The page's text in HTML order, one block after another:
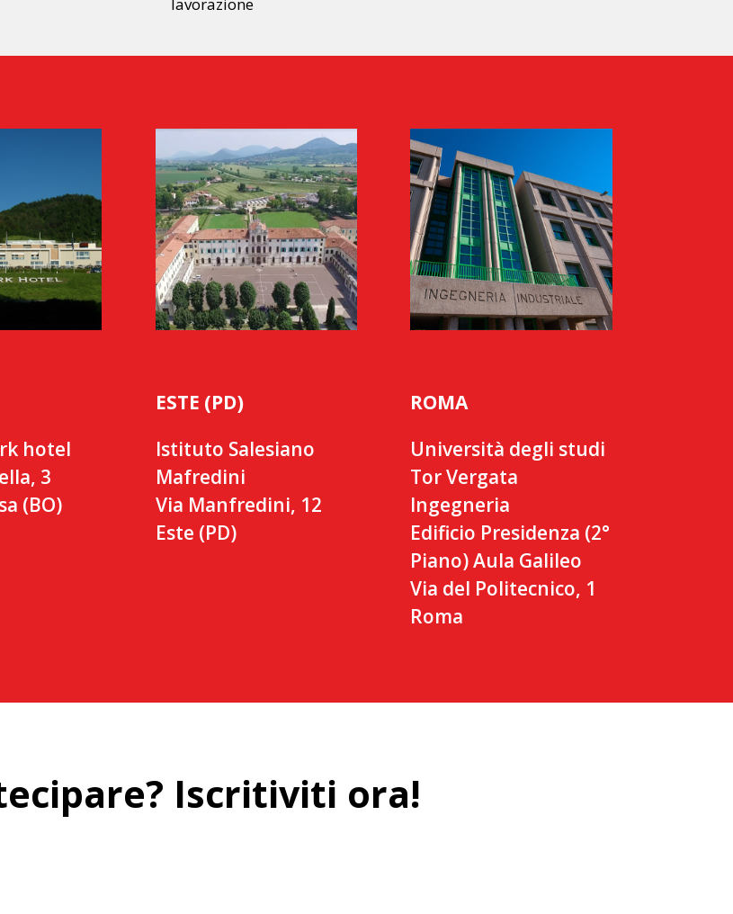
lavorazione
hotel
3
(BO)
ESTE (PD)
Istituto Salesiano
Mafredini
Via Manfredini, 12
Este (PD)
ROMA
Università degli studi
Tor Vergata
Ingegneria
Edificio Presidenza (2°
Piano) Aula Galileo
Via del Politecnico, 1
Roma
Iscritiviti ora!